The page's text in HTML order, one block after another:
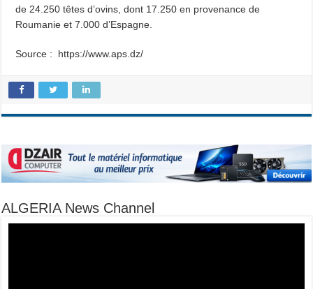
de 24.250 têtes d’ovins, dont 17.250 en provenance de
Roumanie et 7.000 d’Espagne.
Source : https://www.aps.dz/
ALGERIA News Channel